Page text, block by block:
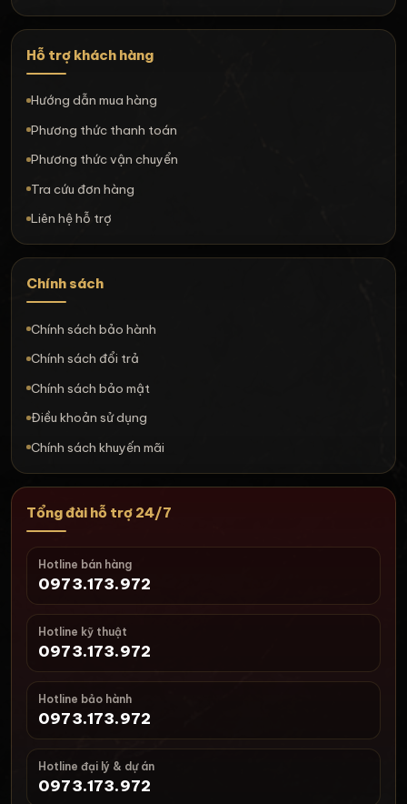
Hỗ trợ khách hàng
Hướng dẫn mua hàng
Phương thức thanh toán
Phương thức vận chuyển
Tra cứu đơn hàng
Liên hệ hỗ trợ
Chính sách
Chính sách bảo hành
Chính sách đổi trả
Chính sách bảo mật
Điều khoản sử dụng
Chính sách khuyến mãi
Tổng đài hỗ trợ 24/7
Hotline bán hàng
0973.173.972
Hotline kỹ thuật
0973.173.972
Hotline bảo hành
0973.173.972
Hotline đại lý & dự án
0973.173.972